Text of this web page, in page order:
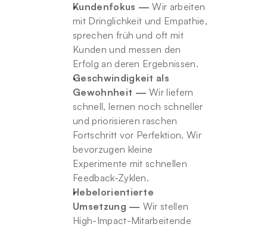
Kundenfokus — Wir arbeiten
mit Dringlichkeit und Empathie,
sprechen früh und oft mit
Kunden und messen den
Erfolg an deren Ergebnissen.
Geschwindigkeit als
Gewohnheit — Wir liefern
schnell, lernen noch schneller
und priorisieren raschen
Fortschritt vor Perfektion. Wir
bevorzugen kleine
Experimente mit schnellen
Feedback-Zyklen.
Hebelorientierte
Umsetzung — Wir stellen
High-Impact-Mitarbeitende